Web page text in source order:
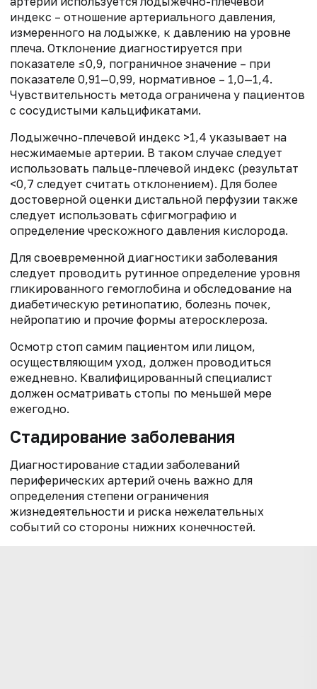
индекс – отношение артериального давления,
измеренного на лодыжке, к давлению на уровне
плеча. Отклонение диагностируется при
показателе ≤0,9, пограничное значение – при
показателе 0,91—0,99, нормативное – 1,0—1,4.
Чувствительность метода ограничена у пациентов
с сосудистыми кальцификатами.
Лодыжечно-плечевой индекс >1,4 указывает на
несжимаемые артерии. В таком случае следует
использовать пальце-плечевой индекс (результат
<0,7 следует считать отклонением). Для более
достоверной оценки дистальной перфузии также
следует использовать сфигмографию и
определение чрескожного давления кислорода.
Для своевременной диагностики заболевания
следует проводить рутинное определение уровня
гликированного гемоглобина и обследование на
диабетическую ретинопатию, болезнь почек,
нейропатию и прочие формы атеросклероза.
Осмотр стоп самим пациентом или лицом,
осуществляющим уход, должен проводиться
ежедневно. Квалифицированный специалист
должен осматривать стопы по меньшей мере
ежегодно.
Стадирование заболевания
Диагностирование стадии заболеваний
периферических артерий очень важно для
определения степени ограничения
жизнедеятельности и риска нежелательных
событий со стороны нижних конечностей.